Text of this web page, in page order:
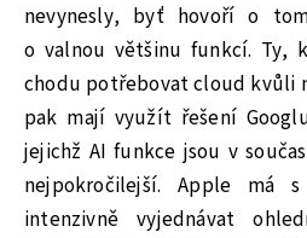
nevynesly, byť hovoří o
o valnou většinu funkcí. Ty,
chodu potřebovat cloud kvůli
pak mají využít řešení
jejichž AI funkce jsou v
nejpokročilejší. Apple má
intenzivně vyjednávat